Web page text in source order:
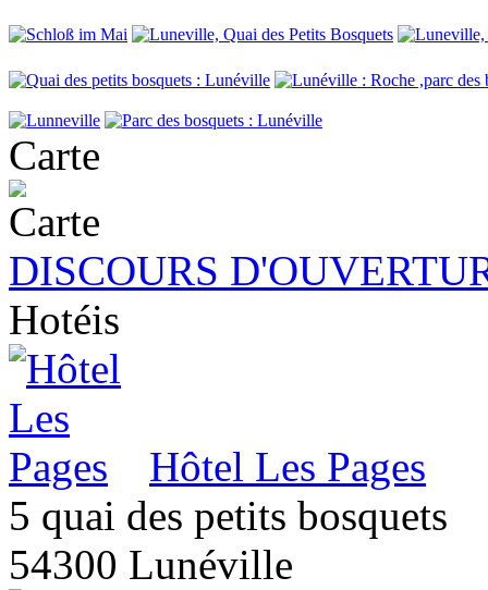
Carte
DISCOURS
Hotéis
Hôtel Les Pages
5 quai des petits bosquets
54300 Lunéville